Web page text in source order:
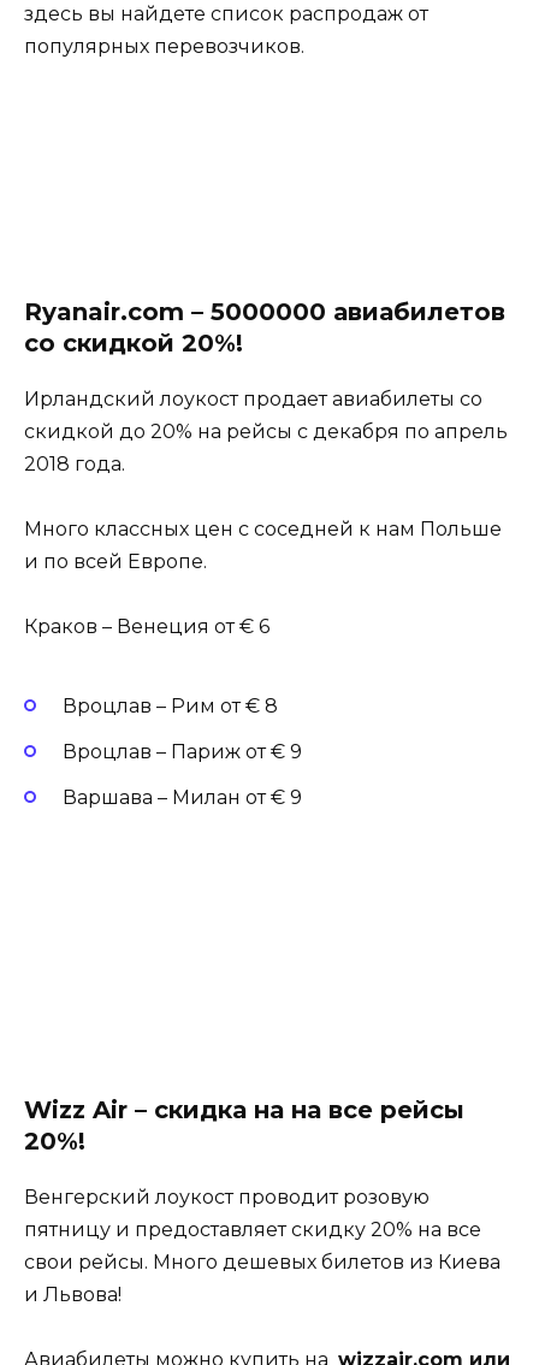
здесь вы найдете список распродаж от
популярных перевозчиков.
Ryanair.com – 5000000 авиабилетов
со скидкой 20%!
Ирландский лоукост продает авиабилеты со
скидкой до 20% на рейсы с декабря по апрель
2018 года.
Много классных цен с соседней к нам Польше
и по всей Европе.
Краков – Венеция от € 6
Вроцлав – Рим от € 8
Вроцлав – Париж от € 9
Варшава – Милан от € 9
Wizz Air – скидка на на все рейсы
20%!
Венгерский лоукост проводит розовую
пятницу и предоставляет скидку 20% на все
свои рейсы. Много дешевых билетов из Киева
и Львова!
Авиабилеты можно купить на wizzair.com или